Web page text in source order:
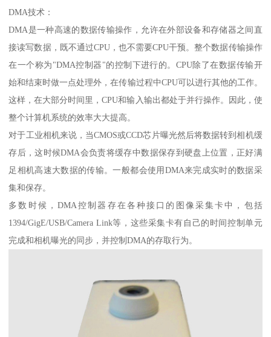
DMA技术：
DMA是一种高速的数据传输操作，允许在外部设备和存储器之间直
接读写数据，既不通过CPU，也不需要CPU干预。整个数据传输操作
在一个称为"DMA控制器"的控制下进行的。CPU除了在数据传输开
始和结束时做一点处理外，在传输过程中CPU可以进行其他的工作。
这样，在大部分时间里，CPU和输入输出都处于并行操作。因此，使
整个计算机系统的效率大大提高。
对于工业相机来说，当CMOS或CCD芯片曝光然后将数据转到相机缓
存后，这时候DMA会负责将缓存中数据保存到硬盘上位置，正好满
足相机高速大数据的传输。一般都会使用DMA来完成实时的数据采
集和保存。
多数时候，DMA控制器存在各种接口的图像采集卡中，包括
1394/GigE/USB/Camera Link等，这些采集卡有自己的时间控制单元
完成和相机曝光的同步，并控制DMA的存取行为。